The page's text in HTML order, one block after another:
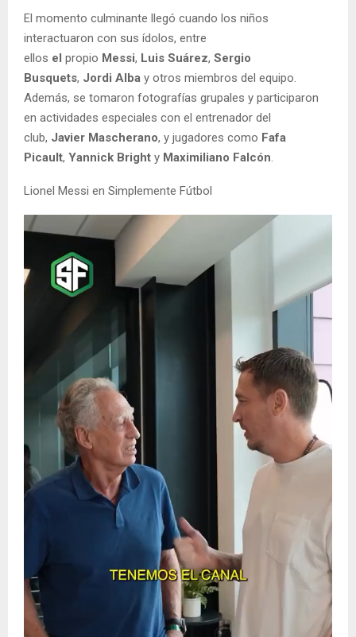
El momento culminante llegó cuando los niños
interactuaron con sus ídolos, entre
ellos el propio Messi, Luis Suárez, Sergio
Busquets, Jordi Alba y otros miembros del equipo.
Además, se tomaron fotografías grupales y participaron
en actividades especiales con el entrenador del
club, Javier Mascherano, y jugadores como Fafa
Picault, Yannick Bright y Maximiliano Falcón
Lionel Messi en Simplemente Fútbol